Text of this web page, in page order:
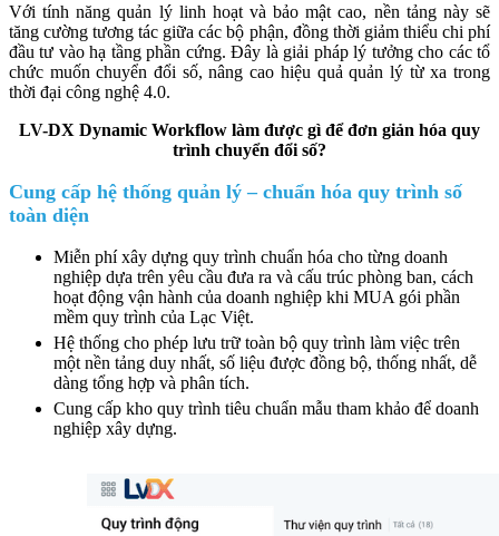
Với tính năng quản lý linh hoạt và bảo mật cao, nền tảng này sẽ
tăng cường tương tác giữa các bộ phận, đồng thời giảm thiểu chi phí
đầu tư vào hạ tầng phần cứng. Đây là giải pháp lý tưởng cho các tổ
chức muốn chuyển đổi số, nâng cao hiệu quả quản lý từ xa trong
thời đại công nghệ 4.0.
LV-DX Dynamic Workflow làm được gì để đơn giản hóa quy
trình chuyển đổi số?
Cung cấp hệ thống quản lý – chuẩn hóa quy trình số
toàn diện
Miễn phí xây dựng quy trình chuẩn hóa cho từng doanh
nghiệp dựa trên yêu cầu đưa ra và cấu trúc phòng ban, cách
hoạt động vận hành của doanh nghiệp khi MUA gói phần
mềm quy trình của Lạc Việt.
Hệ thống cho phép lưu trữ toàn bộ quy trình làm việc trên
một nền tảng duy nhất, số liệu được đồng bộ, thống nhất, dễ
dàng tổng hợp và phân tích.
Cung cấp kho quy trình tiêu chuẩn mẫu tham khảo để doanh
nghiệp xây dựng.